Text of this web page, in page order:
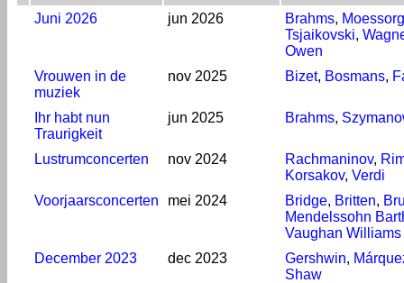
Juni 2026 jun 2026 Brahms,
Tsjaikovski,
Owen
Vrouwen in de
muziek
nov 2025 Bizet, Bosmans,
Ihr habt nun
Traurigkeit
jun 2025 Brahms,
Lustrumconcerten nov 2024 Rachmaninov,
Korsakov, Verdi
Voorjaarsconcerten
mei 2024 Bridge, Britten,
Mendelssohn
Vaughan Williams
December 2023
dec 2023 Gershwin,
Shaw